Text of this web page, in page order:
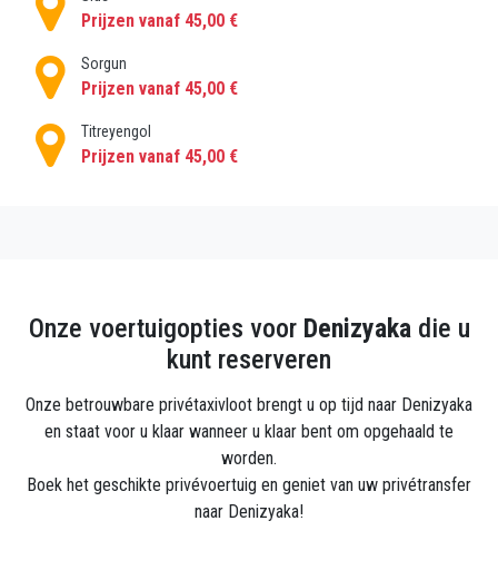
Prijzen vanaf 45,00 €
Sorgun
Prijzen vanaf 45,00 €
Titreyengol
Prijzen vanaf 45,00 €
Onze voertuigopties voor Denizyakadie u
kunt reserveren
Onze betrouwbare privétaxivloot brengt u op tijd naar Denizyaka
en staat voor u klaar wanneer u klaar bent om opgehaald te
worden.
Boek het geschikte privévoertuig en geniet van uw privétransfer
naar Denizyaka!